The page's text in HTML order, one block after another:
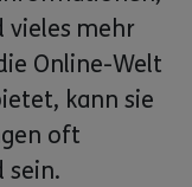
vieles mehr
Online-Welt
kann sie
oft
sein.